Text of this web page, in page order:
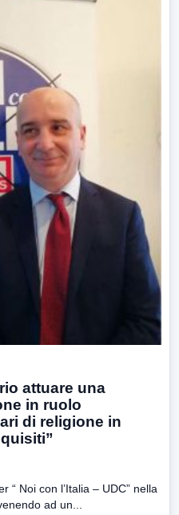
attuare una
in ruolo
di religione in
“ Noi con l’Italia – UDC” nella
ad un...